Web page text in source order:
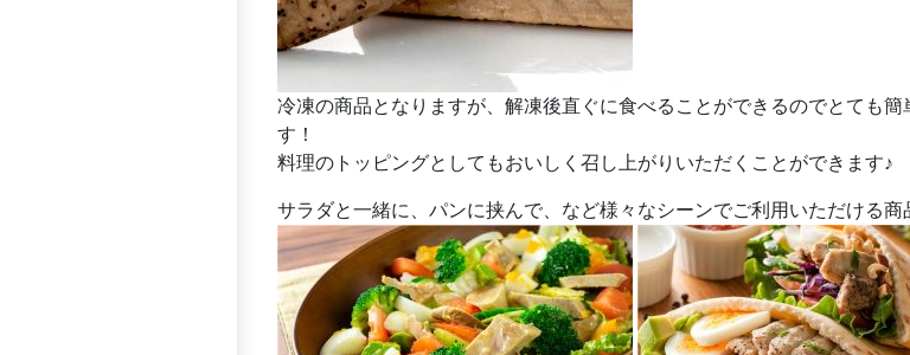
冷凍の商品となりますが、解凍後直ぐに食べることができるのでとても簡
す！
料理のトッピングとしてもおいしく召し上がりいただくことができます♪
サラダと一緒に、パンに挟んで、など様々なシーンでご利用いただける商